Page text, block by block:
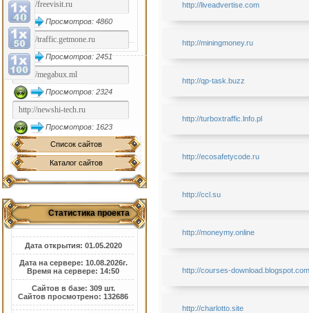
Просмотров: 4860
Просмотров: 2451
Просмотров: 2324
Просмотров: 1623
Список сайтов
Каталог сайтов
Статистика проекта
Дата открытия: 01.05.2020
Дата на сервере: 10.08.2026г.
Время на сервере: 14:50
Сайтов в базе: 309 шт.
Сайтов просмотрено: 132686
http://liveadvertise.com
http://miningmoney.ru
http://qp-task.buzz
http://turboxtraffic.lnfo.pl
http://ecosafetycode.ru
http://ccl.su
http://moneymy.online
http://courses-download.blogspot.com
http://charlotto.site